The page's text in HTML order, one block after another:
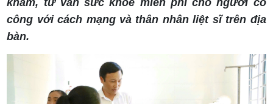
khám, tư vấn sức khỏe miễn phí cho người có
công với cách mạng và thân nhân liệt sĩ trên địa
bàn.